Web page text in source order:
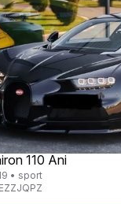
110 Ani
• sport